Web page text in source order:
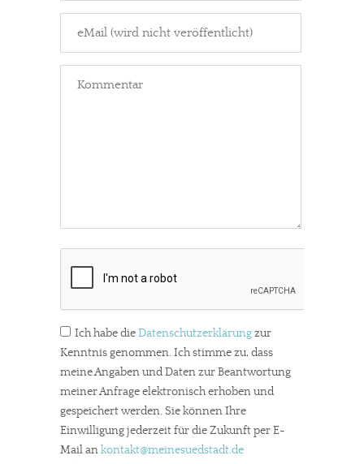
Ich habe dieDatenschutzerklärungzur
Kenntnis genommen. Ich stimme zu, dass
meine Angaben und Daten zur Beantwortung
meiner Anfrage elektronisch erhoben und
gespeichert werden. Sie können Ihre
Einwilligung jederzeit für die Zukunft per E-
Mail ankontakt@meinesuedstadt.de